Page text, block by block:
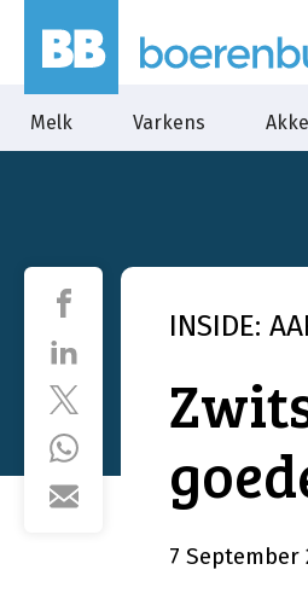
Melk Varkens
INSIDE:
7 September